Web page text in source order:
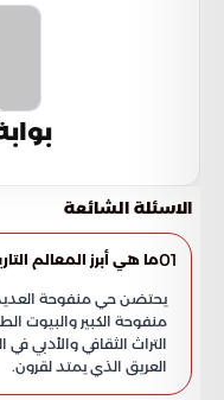
الاسئلة الشائعة
01ما هي أبرز المعالم
يحتضن حي منفوحة
منفوحة الكبير والبيوت
التراث الثقافي والأدبي
العريق الذي يمتد لقرون.